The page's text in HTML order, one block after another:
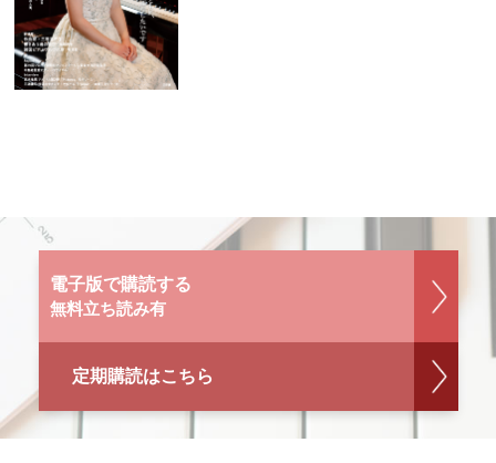
電子版で購読する
無料立ち読み有
定期購読はこちら